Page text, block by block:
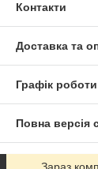
Контакти
Доставка та
Графік роботи
Повна версія
Сайт